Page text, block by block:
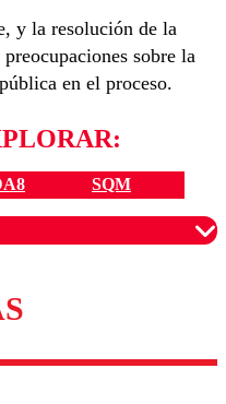
y la resolución de la
sobre la
en el proceso.
SQM
para garantizar un